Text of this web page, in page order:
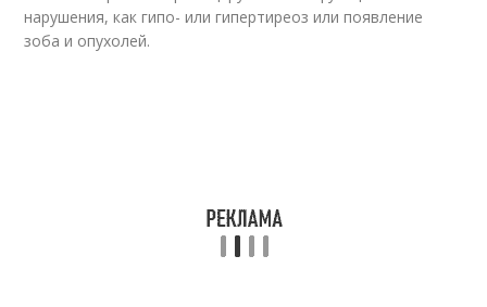
нарушения, как гипо- или гипертиреоз или появление
зоба и опухолей.